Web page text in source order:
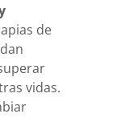
de
vidas.